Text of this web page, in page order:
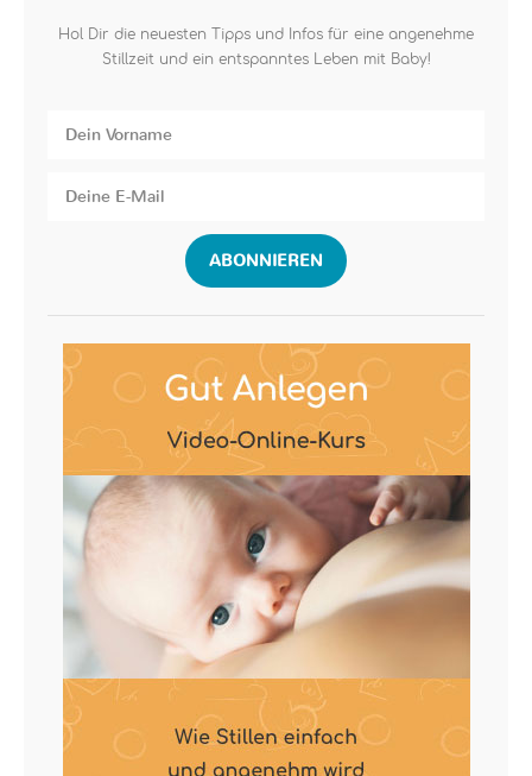
Hol Dir die neuesten Tipps und Infos für eine angenehme
Stillzeit und ein entspanntes Leben mit Baby!
ABONNIEREN